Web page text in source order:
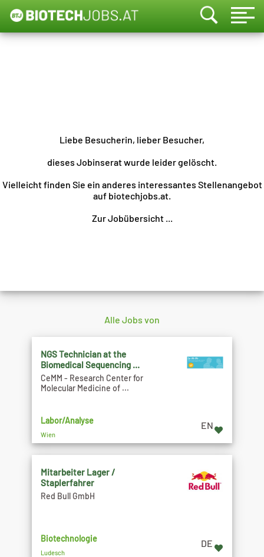
Liebe Besucherin, lieber Besucher,
dieses Jobinserat wurde leider gelöscht.
Vielleicht finden Sie ein anderes interessantes Stellenangebot
auf biotechjobs.at.
Zur Jobübersicht ...
Alle Jobs von
NGS Technician at the
Biomedical Sequencing ...
CeMM - Research Center for
Molecular Medicine of ...
Labor/Analyse
Wien
EN
Mitarbeiter Lager /
Staplerfahrer
Red Bull GmbH
Biotechnologie
Ludesch
DE